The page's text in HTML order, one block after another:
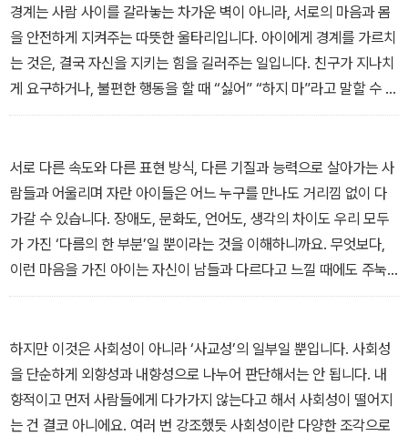
경계는 사람 사이를 갈라놓는 차가운 벽이 아니라, 서로의 마음과 몸
을 안전하게 지켜주는 따뜻한 울타리입니다. 아이에게 경계를 가르치
는 것은, 결국 자신을 지키는 힘을 길러주는 일입니다. 친구가 지나치
게 요구하거나, 불편한 행동을 할 때 “싫어” “하지 마”라고 말할 수 있
어야 합니다. 그리고 상대방이 거절할 때, 그 경계를 존중하고 물러서
<경계: 관계 속에서 ‘지켜야 할 선’ 가르치는 법>
서로 다른 속도와 다른 표현 방식, 다른 기질과 능력으로 살아가는 사
람들과 어울리며 자란 아이들은 어느 누구를 만나도 거리낌 없이 다
가갈 수 있습니다. 장애도, 문화도, 언어도, 생각의 차이도 우리 모두
가 가진 ‘다름의 한 부분’일 뿐이라는 것을 이해하니까요. 무엇보다,
이런 마음을 가진 아이는 자신이 남들과 다르다고 느낄 때에도 주눅
들지 않아요. 다름이 부끄러운 것이 아니라는 걸 몸으로 경험했기 때
선에 쉽게 흔들리지 않고, 자신의 생각과 감정을 건강하게 표현할 수
있는 힘을 갖게 됩니다.
<존중: 넓은 관계 속에서 더 많은 기회를 잡는 아이의 비밀>
하지만 이것은 사회성이 아니라 ‘사교성’의 일부일 뿐입니다. 사회성
을 단순하게 외향성과 내향성으로 나누어 판단해서는 안 됩니다. 내
향적이고 먼저 사람들에게 다가가지 않는다고 해서 사회성이 떨어지
는 건 결코 아니에요. 여러 번 강조했듯 사회성이란 다양한 조각으로